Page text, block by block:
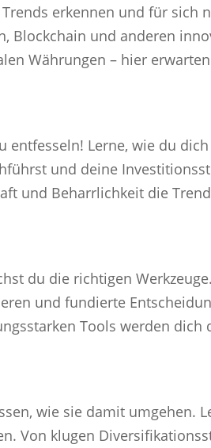
erkennen und für sich
Blockchain und anderen
Währungen – hier
entfesseln! Lerne, wie du
und deine
und Beharrlichkeit die
du die richtigen
und fundierte
Tools werden dich
wie sie damit umgehen.
Von klugen